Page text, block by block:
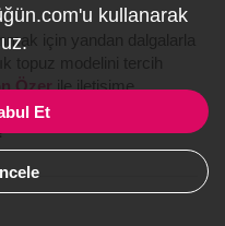
için yandan dalgalarla
Özerile iletişime
kullanarak
Et